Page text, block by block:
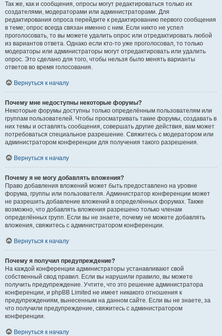
Так же, как и сообщения, опросы могут редактироваться только их
создателями, модераторами или администраторами. Для
редактирования опроса перейдите к редактированию первого сообщения
в теме; опрос всегда связан именно с ним. Если никто не успел
проголосовать, то вы можете удалить опрос или отредактировать любой
из вариантов ответа. Однако если кто-то уже проголосовал, то только
модераторы или администраторы могут отредактировать или удалить
опрос. Это сделано для того, чтобы нельзя было менять варианты
ответов во время голосования.
Вернуться к началу
Почему мне недоступны некоторые форумы?
Некоторые форумы доступны только определённым пользователям или
группам пользователей. Чтобы просматривать такие форумы, создавать в
них темы и оставлять сообщения, совершать другие действия, вам может
потребоваться специальное разрешение. Свяжитесь с модератором или
администратором конференции для получения такого разрешения.
Вернуться к началу
Почему я не могу добавлять вложения?
Право добавления вложений может быть предоставлено на уровне
форума, группы или пользователя. Администратор конференции может
не разрешить добавление вложений в определённых форумах. Также
возможно, что добавлять вложения разрешено только членам
определённых групп. Если вы не знаете, почему не можете добавлять
вложения, свяжитесь с администратором конференции.
Вернуться к началу
Почему я получил предупреждение?
На каждой конференции администраторы устанавливают свой
собственный свод правил. Если вы нарушили правило, вы можете
получить предупреждение. Учтите, что это решение администратора
конференции, и phpBB Limited не имеет никакого отношения к
предупреждениям, вынесенным на данном сайте. Если вы не знаете, за
что получили предупреждение, свяжитесь с администратором
конференции.
Вернуться к началу